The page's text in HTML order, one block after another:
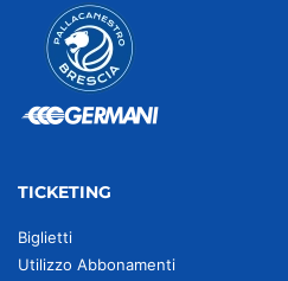
TICKETING
Biglietti
Utilizzo Abbonamenti